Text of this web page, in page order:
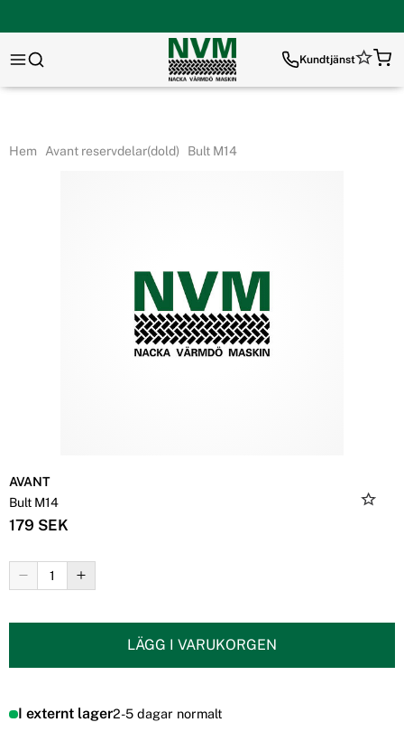
Kundtjänst
Hem Avant reservdelar(dold) Bult M14
AVANT
Bult M14
179 SEK
LÄGG I VARUKORGEN
I externt lager2-5 dagar normalt